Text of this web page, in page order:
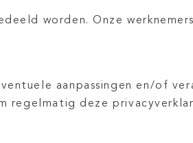
worden. Onze
aanpassingen en/of
regelmatig deze